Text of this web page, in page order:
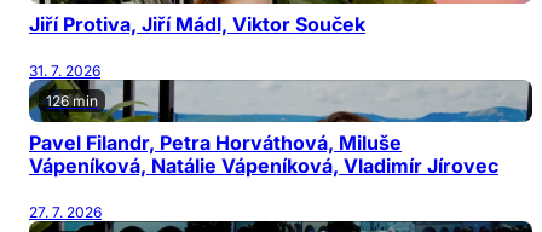
Jiří Protiva, Jiří Mádl, Viktor Souček
31. 7. 2026
126 min
Pavel Filandr, Petra Horváthová, Miluše
Vápeníková, Natálie Vápeníková, Vladimír Jírovec
27. 7. 2026